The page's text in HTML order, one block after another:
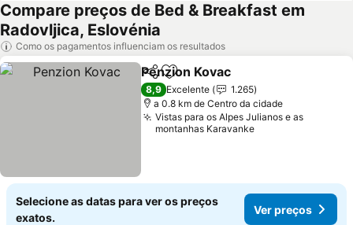
Compare preços de Bed & Breakfast em
Radovljica, Eslovénia
Como os pagamentos influenciam os resultados
PartilharAdicionar aos favoritos
Penzion Kovac
8,9 Excelente
1.265
a 0.8 km de Centro da cidade
Vistas para os Alpes Julianos e as
montanhas Karavanke
Selecione as datas para ver os preços
exatos.
Ver preços